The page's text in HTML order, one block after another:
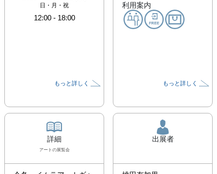
日・月・祝
12:00- 18:00
もっと詳しく
利用案内
もっと詳しく
詳細
アート の展覧会
出展者